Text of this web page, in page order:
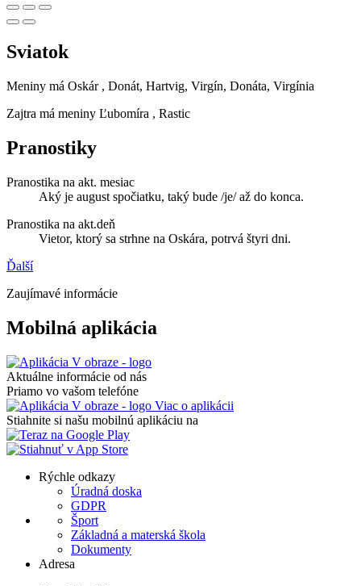
Sviatok
Meniny má Oskár , Donát, Hartvig, Virgín, Donáta, Virgínia
Zajtra má meniny Ľubomíra , Rastic
Pranostiky
Pranostika na akt. mesiac
Aký je august spočiatku, taký bude /je/ až do konca.
Pranostika na akt.deň
Vietor, ktorý sa strhne na Oskára, potrvá štyri dni.
Ďalší
Zaujímavé informácie
Mobilná aplikácia
Aktuálne informácie od nás
Priamo vo vašom telefóne
Viac o aplikácii
Stiahnite si našu mobilnú aplikáciu na
Rýchle odkazy
Úradná doska
GDPR
Šport
Základná a materská škola
Dokumenty
Adresa